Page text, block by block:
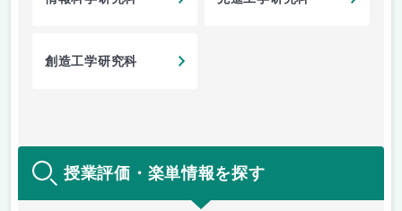
創造工学研究科
授業評価・楽単情報を探す